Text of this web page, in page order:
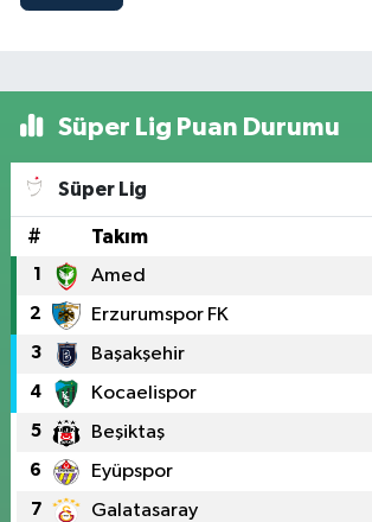
Süper Lig Puan Durumu
Süper Lig
# Takım
1 Amed
2 Erzurumspor FK
3 Başakşehir
4 Kocaelispor
5 Beşiktaş
6 Eyüpspor
7 Galatasaray